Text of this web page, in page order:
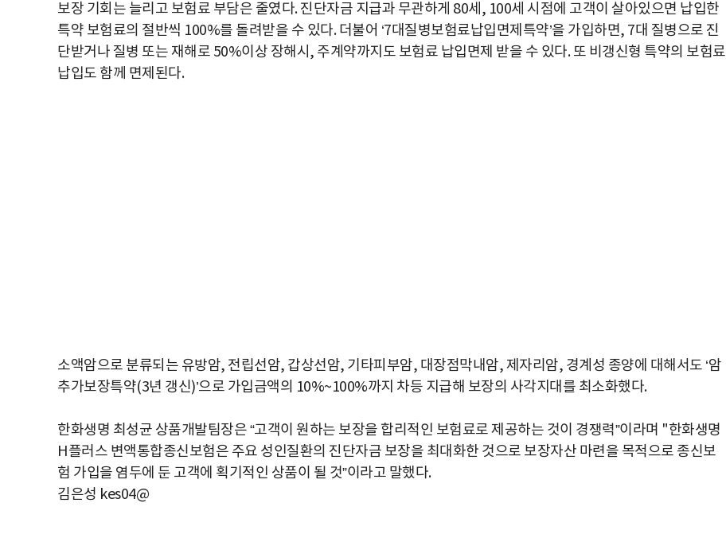
보장 기회는 늘리고 보험료 부담은 줄였다. 진단자금 지급과 무관하게 80세, 100세 시점에 고객이 살아있으면 납입한
특약 보험료의 절반씩 100%를 돌려받을 수 있다. 더불어 ‘7대질병보험료납입면제특약’을 가입하면, 7대 질병으로 진
단받거나 질병 또는 재해로 50%이상 장해시, 주계약까지도 보험료 납입면제 받을 수 있다. 또 비갱신형 특약의 보험료
납입도 함께 면제된다.
소액암으로 분류되는 유방암, 전립선암, 갑상선암, 기타피부암, 대장점막내암, 제자리암, 경계성 종양에 대해서도 ‘암
추가보장특약(3년 갱신)’으로 가입금액의 10%~100%까지 차등 지급해 보장의 사각지대를 최소화했다.
한화생명 최성균 상품개발팀장은 “고객이 원하는 보장을 합리적인 보험료로 제공하는 것이 경쟁력”이라며 "한화생명
H플러스 변액통합종신보험은 주요 성인질환의 진단자금 보장을 최대화한 것으로 보장자산 마련을 목적으로 종신보
험 가입을 염두에 둔 고객에 획기적인 상품이 될 것”이라고 말했다.
김은성 kes04@